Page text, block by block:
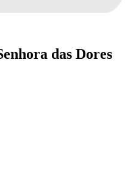
das Dores